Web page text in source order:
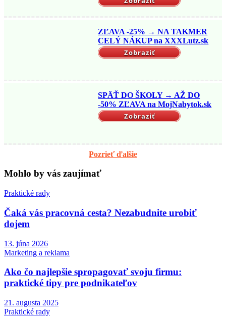
ZĽAVA -25% → NA TAKMER
CELÝ NÁKUP na XXXLutz.sk
Zobraziť
SPÄŤ DO ŠKOLY → AŽ DO
-50% ZĽAVA na MojNabytok.sk
Zobraziť
Pozrieť ďalšie
Mohlo by vás zaujímať
Praktické rady
Čaká vás pracovná cesta? Nezabudnite urobiť
dojem
13. júna 2026
Marketing a reklama
Ako čo najlepšie spropagovať svoju firmu:
praktické tipy pre podnikateľov
21. augusta 2025
Praktické rady